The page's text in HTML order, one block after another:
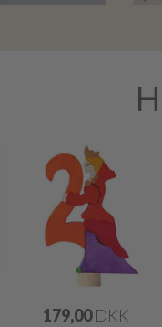
179,00 DKK